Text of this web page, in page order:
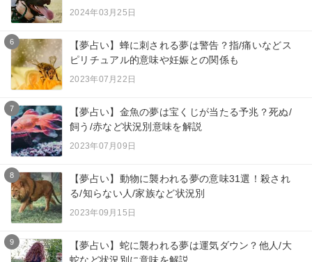
2024年03月25日
6
【夢占い】蜂に刺される夢は警告？指/痛いなどス
ピリチュアル的意味や妊娠との関係も
2023年07月22日
7
【夢占い】金魚の夢は宝くじが当たる予兆？死ぬ/
飼う/赤など状況別意味を解説
2023年07月09日
8
【夢占い】動物に襲われる夢の意味31選！殺され
る/知らない人/家族など状況別
2023年09月15日
9
【夢占い】蛇に襲われる夢は運気ダウン？他人/大